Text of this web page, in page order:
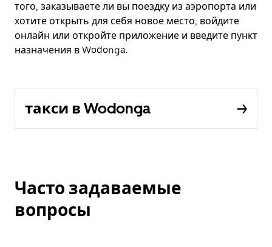
того, заказываете ли вы поездку из аэропорта или
хотите открыть для себя новое место, войдите
онлайн или откройте приложение и введите пункт
назначения в Wodonga.
такси в Wodonga
Часто задаваемые
вопросы